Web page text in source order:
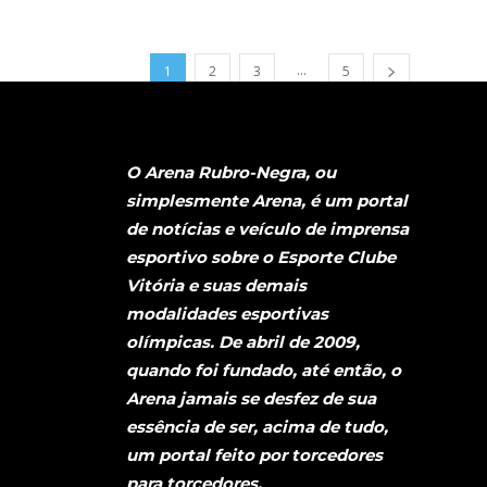
1 2 3 ... 5
O Arena Rubro-Negra, ou
simplesmente Arena, é um portal
de notícias e veículo de imprensa
esportivo sobre o Esporte Clube
Vitória e suas demais
modalidades esportivas
olímpicas. De abril de 2009,
quando foi fundado, até então, o
Arena jamais se desfez de sua
essência de ser, acima de tudo,
um portal feito por torcedores